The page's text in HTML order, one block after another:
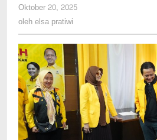
di
Hari
Jadinya
Oktober 20, 2025
olehelsa pratiwi